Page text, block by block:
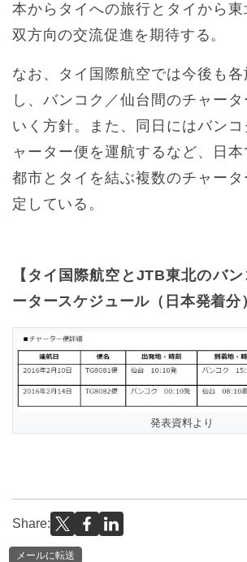
本からタイへの旅行とタイから東
双方向の交流促進を期待する。
なお、タイ国際航空では今後も
し、バンコク／仙台間のチャー
いく方針。また、同日にはバン
ャーター便を運航するなど、日
都市とタイを結ぶ複数のチャー
定している。
【タイ国際航空とJTB東北のバ
ータースケジュール（日本発着分
発表資料より
Share:
メールに転送